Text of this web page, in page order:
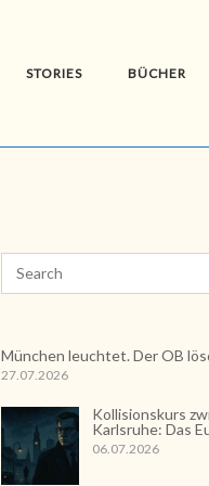
STORIES BÜCHER
München leuchtet. Der OB
27.07.2026
Kollisionskurs
Karlsruhe: Das
06.07.2026